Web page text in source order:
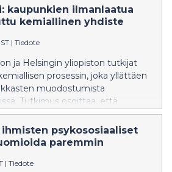
ensisijaisten hakemusten
kaupunkien ilmanlaatua
kemiallinen yhdiste
| Tiedote
ja Helsingin yliopiston tutkijat
prosessin, joka yllättäen
muodostumista
Tutkimus osoittaa, että
jota syntyy pääasiassa
ja muissa
voi edistää haitallisten
pitkään vallinnut päinvastainen
psykososiaaliset
paremmin
| Tiedote